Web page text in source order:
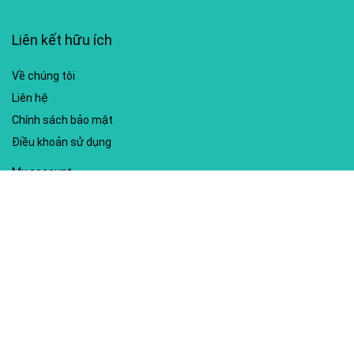
Liên kết hữu ích
Về chúng tôi
Liên hệ
Chính sách bảo mật
Điều khoản sử dụng
My account